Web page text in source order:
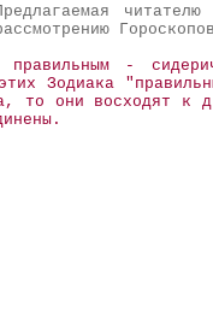
правильным -
Зодиака
то они восходят к